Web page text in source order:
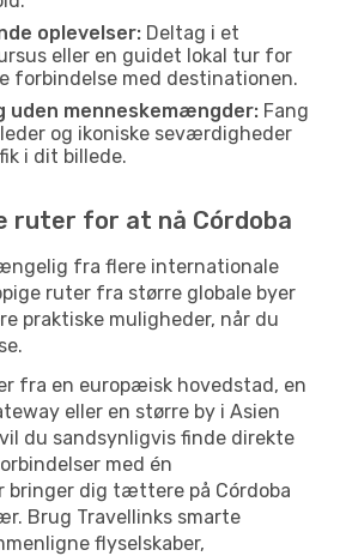
oplevelser: Deltag i et
eller en guidet lokal tur for
forbindelse med destinationen.
uden menneskemængder: Fang
og ikoniske seværdigheder
i dit billede.
ruter for at nå Córdoba
fra flere internationale
ruter fra større globale byer
praktiske muligheder, når du
fra en europæisk hovedstad, en
eller en større by i Asien
du sandsynligvis finde direkte
med én
bringer dig tættere på Córdoba
Brug Travellinks smarte
flyselskaber,